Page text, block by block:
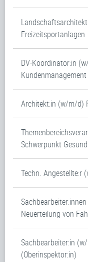
Freizeitsportanlagen
DV-Koordinator:in
Kundenmanagement
Architekt:in (w/m/d)
Schwerpunkt
Techn. Angestellte:r
Neuerteilung von
Sachbearbeiter:in
(Oberinspektor:in)